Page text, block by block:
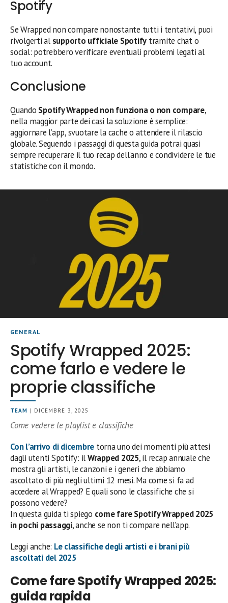
Spotify
Se Wrapped non compare nonostante tutti i tentativi, puoi
rivolgerti al supporto ufficiale Spotify tramite chat o
social: potrebbero verificare eventuali problemi legati al
tuo account.
Conclusione
Quando Spotify Wrapped non funziona o non compare,
nella maggior parte dei casi la soluzione è semplice:
aggiornare l’app, svuotare la cache o attendere il rilascio
globale. Seguendo i passaggi di questa guida potrai quasi
sempre recuperare il tuo recap dell’anno e condividere le tue
statistiche con il mondo.
GENERAL
Spotify Wrapped 2025:
come farlo e vedere le
proprie classifiche
TEAM | DICEMBRE 3, 2025
Come vedere le playlist e classifiche
Con l’arrivo di dicembre torna uno dei momenti più attesi
dagli utenti Spotify: ilWrapped 2025, il recap annuale che
mostra gli artisti, le canzoni e i generi che abbiamo
ascoltato di più negli ultimi 12 mesi. Ma come si fa ad
accedere al Wrapped? E quali sono le classifiche che si
possono vedere?
In questa guida ti spiego come fare Spotify Wrapped 2025
in pochi passaggi, anche se non ti compare nell’app.
Leggi anche: Le classifiche degli artisti e i brani più
ascoltati del 2025
Come fare Spotify Wrapped 2025:
guida rapida